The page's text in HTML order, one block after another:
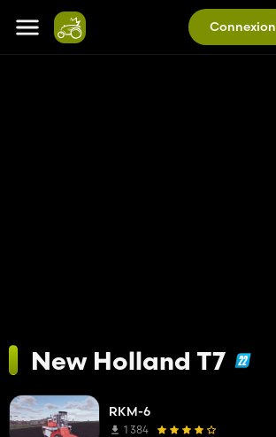
Connexion
New Holland T7
RKM-6
1 384